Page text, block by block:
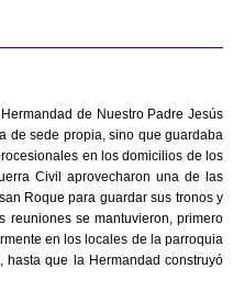
de Nuestro Padre Jesús
de sede propia, sino que guardaba
en los domicilios de los
Civil aprovecharon una de las
Roque para guardar sus tronos y
reuniones se mantuvieron, primero
en los locales de la parroquia
hasta que la Hermandad construyó